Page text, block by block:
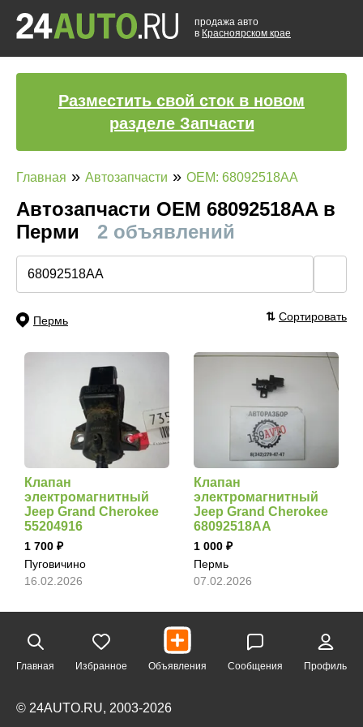
продажа авто
в Красноярском крае
Разместить свой сток в новом
разделе Запчасти
Главная » Автозапчасти » OEM: 68092518AA
Автозапчасти ОЕМ 68092518AA в
Перми
2 объявлений
Пермь ⇅ Сортировать
Клапан
электромагнитный
Jeep Grand Cherokee
55204916
1 700
Пуговичино
16.02.2026
Клапан
электромагнитный
Jeep Grand Cherokee
68092518AA
1 000
Пермь
07.02.2026
Главная Избранное Объявления Сообщения Профиль
© 24AUTO.RU, 2003-2026